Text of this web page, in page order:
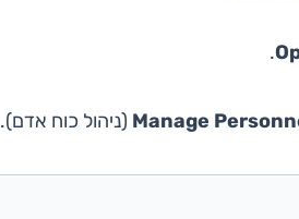
.
Manage (ניהול כוח אדם).